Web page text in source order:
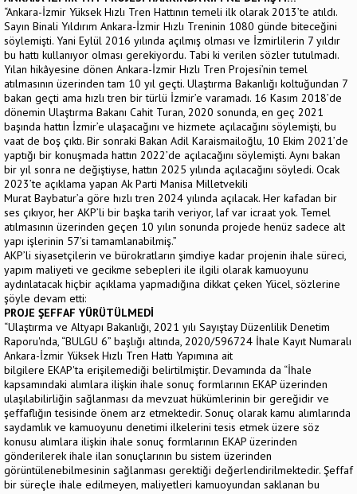
“Ankara-İzmir Yüksek Hızlı Tren Hattının temeli ilk olarak 2013’te atıldı.
Sayın Binali Yıldırım Ankara-İzmir Hızlı Treninin 1080 günde biteceğini
söylemişti. Yani Eylül 2016 yılında açılmış olması ve İzmirlilerin 7 yıldır
bu hattı kullanıyor olması gerekiyordu. Tabi ki verilen sözler tutulmadı.
Yılan hikâyesine dönen Ankara-İzmir Hızlı Tren Projesi’nin temel
atılmasının üzerinden tam 10 yıl geçti. Ulaştırma Bakanlığı koltuğundan 7
bakan geçti ama hızlı tren bir türlü İzmir’e varamadı. 16 Kasım 2018’de
dönemin Ulaştırma Bakanı Cahit Turan, 2020 sonunda, en geç 2021
başında hattın İzmir’e ulaşacağını ve hizmete açılacağını söylemişti, bu
vaat de boş çıktı. Bir sonraki Bakan Adil Karaismailoğlu, 10 Ekim 2021’de
yaptığı bir konuşmada hattın 2022’de açılacağını söylemişti. Aynı bakan
bir yıl sonra ne değiştiyse, hattın 2025 yılında açılacağını söyledi. Ocak
2023’te açıklama yapan Ak Parti Manisa Milletvekili
Murat Baybatur’a göre hızlı tren 2024 yılında açılacak. Her kafadan bir
ses çıkıyor, her AKP’li bir başka tarih veriyor, laf var icraat yok. Temel
atılmasının üzerinden geçen 10 yılın sonunda projede henüz sadece alt
yapı işlerinin 57’si tamamlanabilmiş.”
AKP’li siyasetçilerin ve bürokratların şimdiye kadar projenin ihale süreci,
yapım maliyeti ve gecikme sebepleri ile ilgili olarak kamuoyunu
aydınlatacak hiçbir açıklama yapmadığına dikkat çeken Yücel, sözlerine
şöyle devam etti:
PROJE ŞEFFAF YÜRÜTÜLMEDİ
“Ulaştırma ve Altyapı Bakanlığı, 2021 yılı Sayıştay Düzenlilik Denetim
Raporu'nda, “BULGU 6” başlığı altında, 2020/596724 İhale Kayıt Numaralı
Ankara-İzmir Yüksek Hızlı Tren Hattı Yapımına ait
bilgilere EKAP'ta erişilemediği belirtilmiştir. Devamında da “İhale
kapsamındaki alımlara ilişkin ihale sonuç formlarının EKAP üzerinden
ulaşılabilirliğin sağlanması da mevzuat hükümlerinin bir gereğidir ve
şeffaflığın tesisinde önem arz etmektedir. Sonuç olarak kamu alımlarında
saydamlık ve kamuoyunu denetimi ilkelerini tesis etmek üzere söz
konusu alımlara ilişkin ihale sonuç formlarının EKAP üzerinden
gönderilerek ihale ilan sonuçlarının bu sistem üzerinden
görüntülenebilmesinin sağlanması gerektiği değerlendirilmektedir. Şeffaf
bir süreçle ihale edilmeyen, maliyetleri kamuoyundan saklanan bu